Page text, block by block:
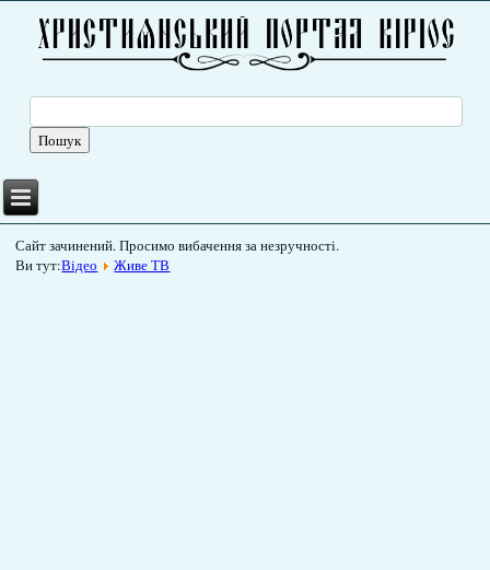
Сайт зачинений. Просимо вибачення за незручності.
Ви тут:Відео Живе ТВ